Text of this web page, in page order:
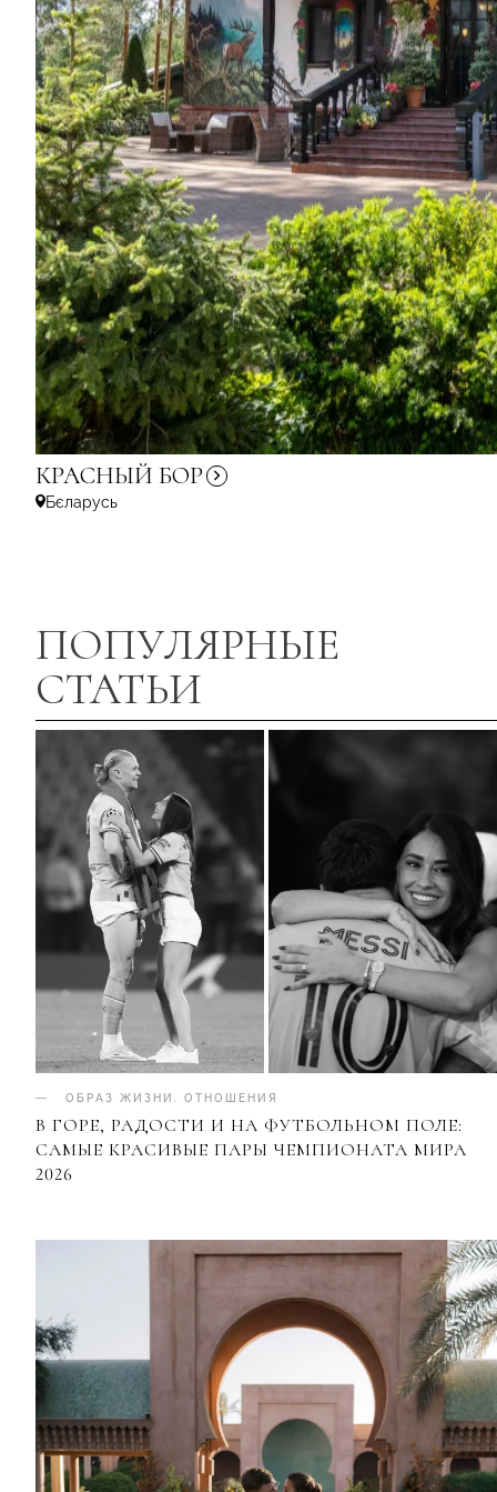
КРАСНЫЙ БОР
Бєларусь
ПОПУЛЯРНЫЕ
СТАТЬИ
ОБРАЗ ЖИЗНИ . ОТНОШЕНИЯ
В ГОРЕ, РАДОСТИ И НА ФУТБОЛЬНОМ ПОЛЕ:
САМЫЕ КРАСИВЫЕ ПАРЫ ЧЕМПИОНАТА МИРА
2026